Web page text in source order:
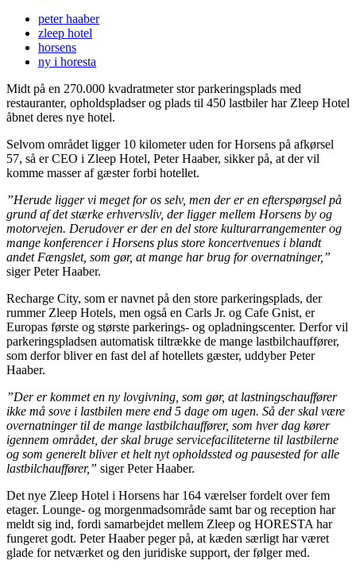
peter haaber
zleep hotel
horsens
ny i horesta
Midt på en 270.000 kvadratmeter stor parkeringsplads med
restauranter, opholdspladser og plads til 450 lastbiler har Zleep Hotel
åbnet deres nye hotel.
Selvom området ligger 10 kilometer uden for Horsens på afkørsel
57, så er CEO i Zleep Hotel, Peter Haaber, sikker på, at der vil
komme masser af gæster forbi hotellet.
”Herude ligger vi meget for os selv, men der er en efterspørgsel på
grund af det stærke erhvervsliv, der ligger mellem Horsens by og
motorvejen. Derudover er der en del store kulturarrangementer og
mange konferencer i Horsens plus store koncertvenues i blandt
andet Fængslet, som gør, at mange har brug for overnatninger,”
siger Peter Haaber.
Recharge City, som er navnet på den store parkeringsplads, der
rummer Zleep Hotels, men også en Carls Jr. og Cafe Gnist, er
Europas første og største parkerings- og opladningscenter. Derfor vil
parkeringspladsen automatisk tiltrække de mange lastbilchauffører,
som derfor bliver en fast del af hotellets gæster, uddyber Peter
Haaber.
”Der er kommet en ny lovgivning, som gør, at lastningschauffører
ikke må sove i lastbilen mere end 5 dage om ugen. Så der skal være
overnatninger til de mange lastbilchauffører, som hver dag kører
igennem området, der skal bruge servicefaciliteterne til lastbilerne
og som generelt bliver et helt nyt opholdssted og pausested for alle
lastbilchauffører,” siger Peter Haaber.
Det nye Zleep Hotel i Horsens har 164 værelser fordelt over fem
etager. Lounge- og morgenmadsområde samt bar og reception har
meldt sig ind, fordi samarbejdet mellem Zleep og HORESTA har
fungeret godt. Peter Haaber peger på, at kæden særligt har været
glade for netværket og den juridiske support, der følger med.